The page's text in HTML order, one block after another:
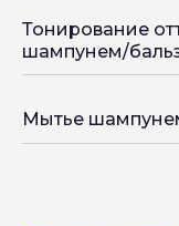
Тонирование
шампунем/
Мытье